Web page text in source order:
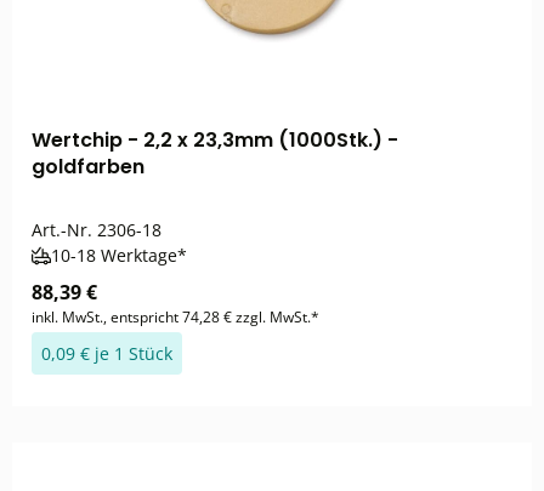
Wertchip - 2,2 x 23,3mm (1000Stk.) -
goldfarben
Art.-Nr. 2306-18
10-18 Werktage*
88,39 €
inkl. MwSt., entspricht 74,28 € zzgl. MwSt.*
0,09 € je 1 Stück